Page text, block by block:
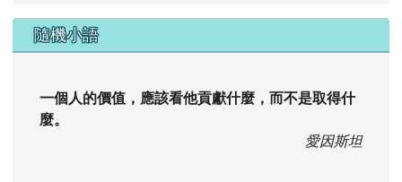
隨機小語
一個人的價值，應該看他貢獻什麼，而不是取得什
麼。
愛因斯坦